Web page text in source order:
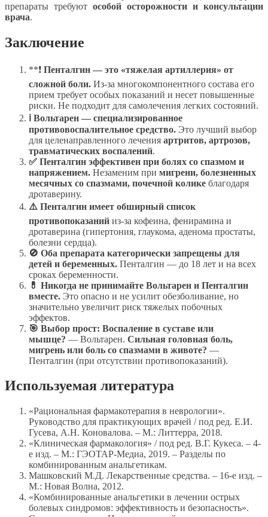
препараты требуют особой осторожности и консультации
врача.
Заключение
**❗ Пенталгин — это «тяжелая артиллерия» от
сложной боли. Из-за многокомпонентного состава его
прием требует особых показаний и несет повышенные
риски. Не подходит для самолечения легких состояний.
ℹ Вольтарен — специализированное
противовоспалительное средство. Это лучший выбор
для целенаправленного лечения артритов, артрозов,
травматических воспалений.
✅ Пенталгин эффективен при болях со спазмом и
напряжением. Незаменим при мигрени, болезненных
месячных со спазмами, почечной колике благодаря
дротаверину.
⚠️ Пенталгин имеет обширный список
противопоказаний из-за кофеина, фенирамина и
дротаверина (гипертония, глаукома, аденома простаты,
болезни сердца).
🚫 Оба препарата категорически запрещены для
детей и беременных. Пенталгин — до 18 лет и на всех
сроках беременности.
💊 Никогда не принимайте Вольтарен и Пенталгин
вместе. Это опасно и не усилит обезболивание, но
значительно увеличит риск тяжелых побочных
эффектов.
🎯 Выбор прост: Воспаление в суставе или
мышце? — Вольтарен. Сильная головная боль,
мигрень или боль со спазмами в животе? —
Пенталгин (при отсутствии противопоказаний).
Используемая литература
«Рациональная фармакотерапия в неврологии».
Руководство для практикующих врачей / под ред. Е.И.
Гусева, А.Н. Коновалова. – М.: Литтерра, 2018.
«Клиническая фармакология» / под ред. В.Г. Кукеса. – 4-
е изд. – М.: ГЭОТАР-Медиа, 2019. – Разделы по
комбинированным анальгетикам.
Машковский М.Д. Лекарственные средства. – 16-е изд. –
М.: Новая Волна, 2012.
«Комбинированные анальгетики в лечении острых
болевых синдромов: эффективность и безопасность».